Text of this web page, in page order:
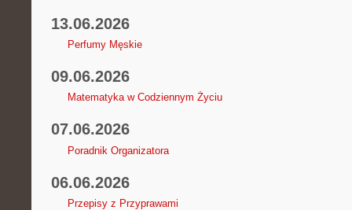
13.06.2026
Perfumy Męskie
09.06.2026
Matematyka w Codziennym Życiu
07.06.2026
Poradnik Organizatora
06.06.2026
Przepisy z Przyprawami